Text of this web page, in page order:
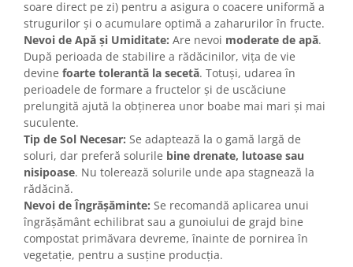
soare direct pe zi) pentru a asigura o coacere uniformă a
strugurilor și o acumulare optimă a zaharurilor în fructe.
Nevoi de Apă și Umiditate: Are nevoi moderate de apă.
După perioada de stabilire a rădăcinilor, vița de vie
devine foarte tolerantă la secetă. Totuși, udarea în
perioadele de formare a fructelor și de uscăciune
prelungită ajută la obținerea unor boabe mai mari și mai
suculente.
Tip de Sol Necesar: Se adaptează la o gamă largă de
soluri, dar preferă solurile bine drenate, lutoase sau
nisipoase. Nu tolerează solurile unde apa stagnează la
rădăcină.
Nevoi de Îngrășăminte: Se recomandă aplicarea unui
îngrășământ echilibrat sau a gunoiului de grajd bine
compostat primăvara devreme, înainte de pornirea în
vegetație, pentru a susține producția.